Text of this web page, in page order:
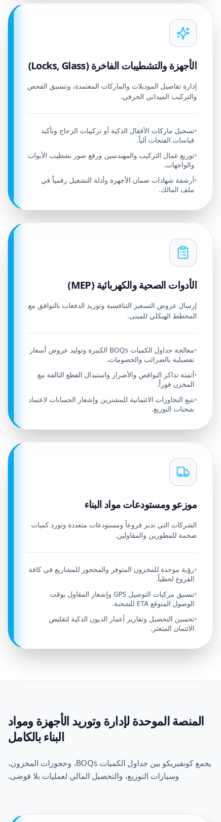
الأجهزة والتشطيبات الفاخرة (Locks, Glass)
إدارة تفاصيل الموديلات والماركات المعتمدة، وتنسيق الفحص
والتركيب الميداني الحرفي.
•تسجيل ماركات الأقفال الذكية أو تركيبات الزجاج وتأكيد
قياسات الفتحات آلياً.
•توزيع عمال التركيب والمهندسين ورفع صور تشطيب الأبواب
والواجهات.
•أرشفة شهادات ضمان الأجهزة وأدلة التشغيل رقمياً في
ملف المالك.
الأدوات الصحية والكهربائية (MEP)
إرسال عروض التسعير التنافسية وتوريد الدفعات بالتوافق مع
المخطط الهيكلي للمبنى.
•
معالجة جداول الكميات BOQs الكبيرة وتوليد عروض أسعار
تفصيلية بالضرائب والخصومات.
•أتمتة تذاكر النواقص والأضرار واستبدال القطع التالفة مع
المخزن فوراً.
•تتبع التجاوزات الائتمانية للمشترين وإشعار الحسابات لاعتماد
شحنات التوزيع.
موزعو ومستودعات مواد البناء
الشركات التي تدير فروعاً ومستودعات متعددة وتورد كميات
ضخمة للمطورين والمقاولين.
•رؤية موحدة للمخزون المتوفر والمحجوز للمشاريع في كافة
الفروع لحظياً.
•
تنسيق مركبات التوصيل GPS وإشعار المقاول بوقت
الوصول المتوقع ETA للشحنة.
•تحسين التحصيل وتقارير أعمار الديون الذكية لتقليص
الائتمان المتعثر.
المنصة الموحدة لإدارة وتوريد الأجهزة ومواد
البناء بالكامل
يجمع كونفيريكو بين جداول الكميات BOQs، وحجوزات المخزون،
وسيارات التوزيع، والتحصيل المالي لعمليات بلا فوضى.